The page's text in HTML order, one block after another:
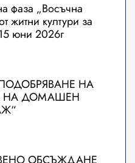
фаза „Восъчна
житни култури за
юни 2026г
НА
НА ДОМАШЕН